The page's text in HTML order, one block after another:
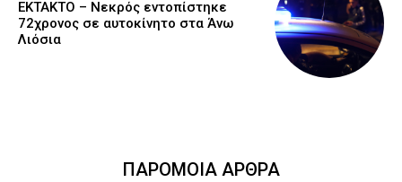
EKTAKTO – Νεκρός εντοπίστηκε
72χρονος σε αυτοκίνητο στα Άνω
Λιόσια
ΠΑΡΟΜΟΙΑ ΑΡΘΡΑ